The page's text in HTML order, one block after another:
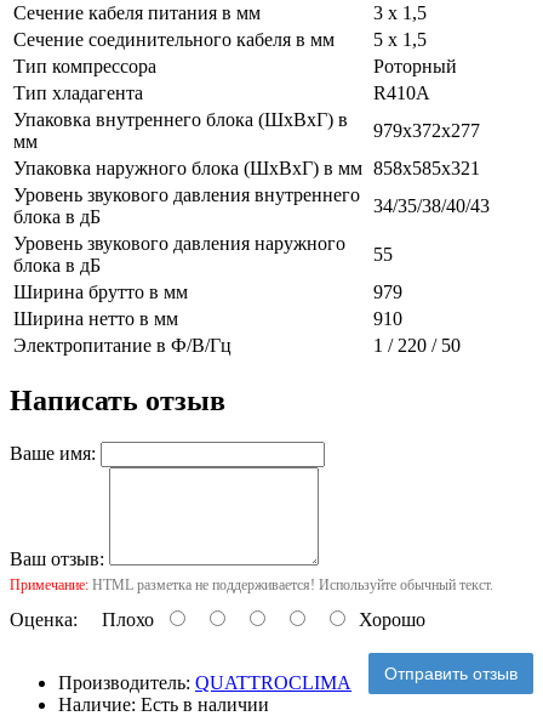
Сечение кабеля питания в мм
3 х 1,5
Сечение соединительного кабеля в мм
5 х 1,5
Тип компрессора
Роторный
Тип хладагента
R410A
Упаковка внутреннего блока (ШхВхГ) в
мм
979х372х277
Упаковка наружного блока (ШхВхГ) в мм 858х585х321
Уровень звукового давления внутреннего
блока в дБ
34/35/38/40/43
Уровень звукового давления наружного
блока в дБ
55
Ширина брутто в мм
979
Ширина нетто в мм
910
Электропитание в Ф/В/Гц
1 / 220 / 50
Написать отзыв
Ваше имя:
Ваш отзыв:
Примечание: HTML разметка не поддерживается! Используйте обычный текст.
Оценка: Плохо Хорошо
Отправить отзыв
Производитель: QUATTROCLIMA
Наличие: Есть в наличии